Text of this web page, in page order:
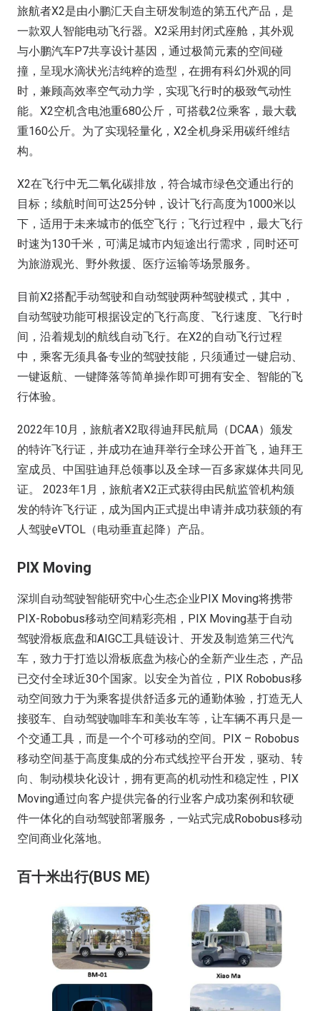
旅航者X2是由小鹏汇天自主研发制造的第五代产品，是
一款双人智能电动飞行器。X2采用封闭式座舱，其外观
与小鹏汽车P7共享设计基因，通过极简元素的空间碰
撞，呈现水滴状光洁纯粹的造型，在拥有科幻外观的同
时，兼顾高效率空气动力学，实现飞行时的极致气动性
能。X2空机含电池重680公斤，可搭载2位乘客，最大载
重160公斤。为了实现轻量化，X2全机身采用碳纤维结
构。
X2在飞行中无二氧化碳排放，符合城市绿色交通出行的
目标；续航时间可达25分钟，设计飞行高度为1000米以
下，适用于未来城市的低空飞行；飞行过程中，最大飞行
时速为130千米，可满足城市内短途出行需求，同时还可
为旅游观光、野外救援、医疗运输等场景服务。
目前X2搭配手动驾驶和自动驾驶两种驾驶模式，其中，
自动驾驶功能可根据设定的飞行高度、飞行速度、飞行时
间，沿着规划的航线自动飞行。在X2的自动飞行过程
中，乘客无须具备专业的驾驶技能，只须通过一键启动、
一键返航、一键降落等简单操作即可拥有安全、智能的飞
行体验。
2022年10月，旅航者X2取得迪拜民航局（DCAA）颁发
的特许飞行证，并成功在迪拜举行全球公开首飞，迪拜王
室成员、中国驻迪拜总领事以及全球一百多家媒体共同见
证。 2023年1月，旅航者X2正式获得由民航监管机构颁
发的特许飞行证，成为国内正式提出申请并成功获颁的有
人驾驶eVTOL（电动垂直起降）产品。
PIX Moving
深圳自动驾驶智能研究中心生态企业PIX Moving将携带
PIX-Robobus移动空间精彩亮相，PIX Moving基于自动
驾驶滑板底盘和AIGC工具链设计、开发及制造第三代汽
车，致力于打造以滑板底盘为核心的全新产业生态，产品
已交付全球近30个国家。以安全为首位，PIX Robobus移
动空间致力于为乘客提供舒适多元的通勤体验，打造无人
接驳车、自动驾驶咖啡车和美妆车等，让车辆不再只是一
个交通工具，而是一个个可移动的空间。PIX – Robobus
移动空间基于高度集成的分布式线控平台开发，驱动、转
向、制动模块化设计，拥有更高的机动性和稳定性，PIX
Moving通过向客户提供完备的行业客户成功案例和软硬
件一体化的自动驾驶部署服务，一站式完成Robobus移动
空间商业化落地。
百十米出行(BUS ME)